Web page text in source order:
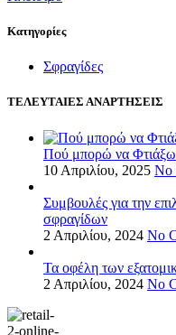
Kατηγορίες
Σφραγίδες
ΤΕΛΕΥΤΑΙΕΣ ΑΝΑΡΤΗΣΕΙΣ
Πού μπορώ να Φτιάξω
10 Απριλίου, 2025 No
Συμβουλές για την
σφραγίδων
2 Απριλίου, 2024 No
Τα οφέλη των
2 Απριλίου, 2024 No